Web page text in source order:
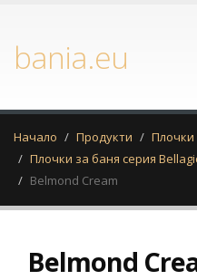
bania.eu
Начало Продукти
Плочки
Плочки за баня серия
Belmond Cream
Belmond